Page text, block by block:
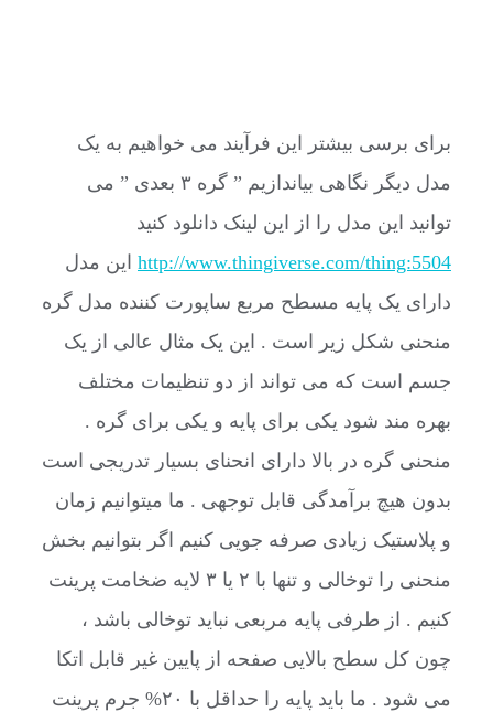
برای برسی بیشتر این فرآیند می خواهیم به یک
مدل دیگر نگاهی بیاندازیم ” گره ۳ بعدی ” می
توانید این مدل را از این لینک دانلود کنید
http://www.thingiverse.com/thing:5504 این مدل
دارای یک پایه مسطح مربع ساپورت کننده مدل گره
منحنی شکل زیر است . این یک مثال عالی از یک
جسم است که می تواند از دو تنظیمات مختلف
بهره مند شود یکی برای پایه و یکی برای گره .
منحنی گره در بالا دارای انحنای بسیار تدریجی است
بدون هیچ برآمدگی قابل توجهی . ما میتوانیم زمان
و پلاستیک زیادی صرفه جویی کنیم اگر بتوانیم بخش
منحنی را توخالی و تنها با ۲ یا ۳ لایه ضخامت پرینت
کنیم . از طرفی پایه مربعی نباید توخالی باشد ،
چون کل سطح بالایی صفحه از پایین غیر قابل اتکا
می شود . ما باید پایه را حداقل با ۲۰% جرم پرینت